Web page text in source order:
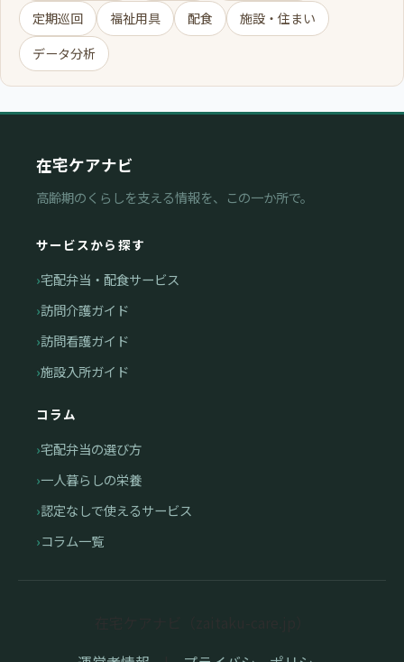
定期巡回
福祉用具 配食
施設・住まい
データ分析
在宅ケアナビ
高齢期のくらしを支える情報を、この一か所で。
サービスから探す
宅配弁当・配食サービス
訪問介護ガイド
訪問看護ガイド
施設入所ガイド
コラム
宅配弁当の選び方
一人暮らしの栄養
認定なしで使えるサービス
コラム一覧